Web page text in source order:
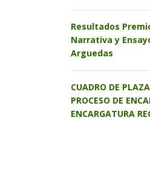
Resultados
Narrativa y
Arguedas
CUADRO DE
PROCESO DE
ENCARGATURA